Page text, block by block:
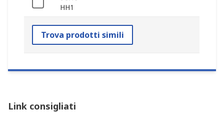
HH1
Trova prodotti simili
Link consigliati